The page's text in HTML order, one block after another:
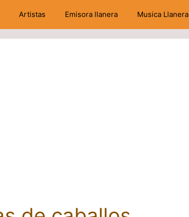
Artistas Emisora llanera Musica Llanera